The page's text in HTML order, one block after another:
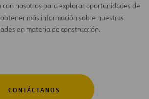
con nosotros para explorar oportunidades de
más información sobre nuestras
en materia de construcción.
CONTÁCTANOS